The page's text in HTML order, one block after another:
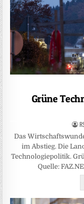
Grüne
Das
im Abstieg. Die
Technologiepolitik.
Quelle: